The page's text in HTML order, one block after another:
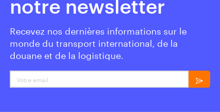
Recevez nos dernières informations sur le
monde du transport international, de la
douane et de la logistique.
Votre email